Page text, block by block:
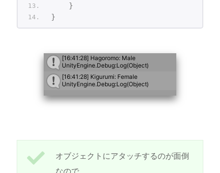
}
}
オブジェクトにアタッチするのが面倒
なので